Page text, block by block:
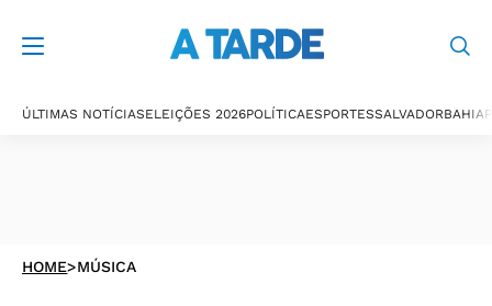
ÚLTIMAS NOTÍCIASELEIÇÕES 2026POLÍTICAESPORTESSALVADORBAHIA
HOME>MÚSICA